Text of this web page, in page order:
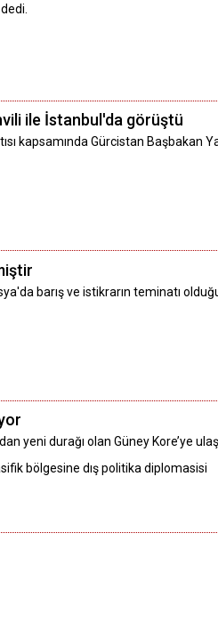
ile İstanbul'da görüştü
kapsamında Gürcistan Başbakan
barış ve istikrarın teminatı
yeni durağı olan Güney Kore’ye
bölgesine dış politika diplomasisi